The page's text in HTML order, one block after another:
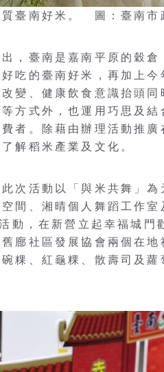
臺南好米。 圖：臺南市
，臺南是嘉南平原的穀
吃的臺南好米，再加上
變、健康飲食意識抬頭
方式外，也運用巧思及
者。除藉由辦理活動推
解稻米產業及文化。
次活動以「與米共舞」
間、湘晴個人舞蹈工作
動，在新營立起幸福城門
廍社區發展協會兩個在
粿、紅龜粿、散壽司及